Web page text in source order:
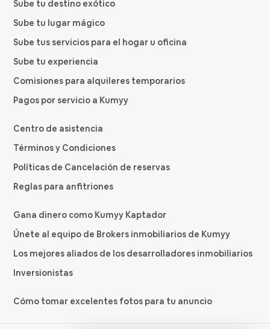
Sube tu destino exótico
Sube tu lugar mágico
Sube tus servicios para el hogar u oficina
Sube tu experiencia
Comisiones para alquileres temporarios
Pagos por servicio a Kumyy
Centro de asistencia
Términos y Condiciones
Políticas de Cancelación de reservas
Reglas para anfitriones
Gana dinero como Kumyy Kaptador
Únete al equipo de Brokers inmobiliarios de Kumyy
Los mejores aliados de los desarrolladores inmobiliarios
Inversionistas
Cómo tomar excelentes fotos para tu anuncio